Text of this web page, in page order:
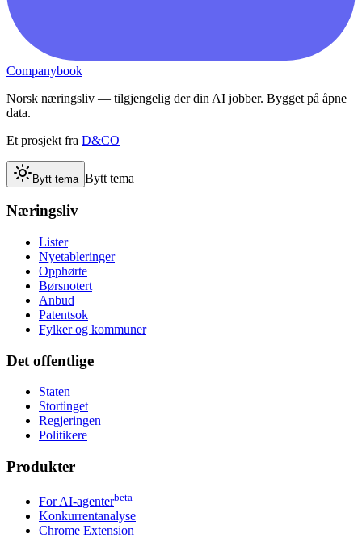
Companybook
Norsk næringsliv — tilgjengelig der din AI jobber. Bygget på åpne
data.
Et prosjekt fra D&CO
Bytt tema Bytt tema
Næringsliv
Lister
Nyetableringer
Opphørte
Børsnotert
Anbud
Patentsok
Fylker og kommuner
Det offentlige
Staten
Stortinget
Regjeringen
Politikere
Produkter
For AI-agenterbeta
Konkurrentanalyse
Chrome Extension